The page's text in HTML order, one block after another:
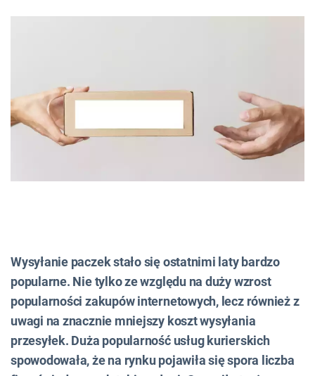
Wysyłanie paczek stało się ostatnimi laty bardzo
popularne. Nie tylko ze względu na duży wzrost
popularności zakupów internetowych, lecz również z
uwagi na znacznie mniejszy koszt wysyłania
przesyłek. Duża popularność usług kurierskich
spowodowała, że na rynku pojawiła się spora liczba